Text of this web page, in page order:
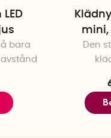
bara
mini,
Den